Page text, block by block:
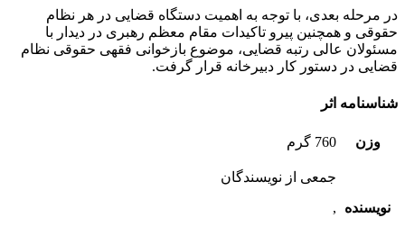
در مرحله بعدی، با توجه به اهمیت دستگاه قضایی در هر نظام
حقوقی و همچنین پیرو تاکیدات مقام معظم رهبری در دیدار با
مسئولان عالی رتبه قضایی، موضوع بازخوانی فقهی حقوقی نظام
قضایی در دستور کار دبیرخانه قرار گرفت.
شناسنامه اثر
وزن 760 گرم
نویسنده
جمعی از نویسندگان
,